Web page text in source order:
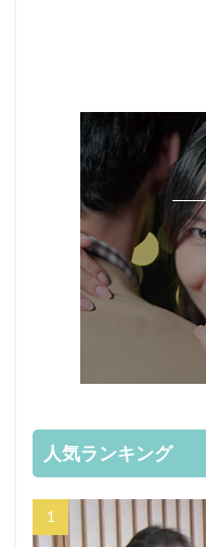
人気ランキング